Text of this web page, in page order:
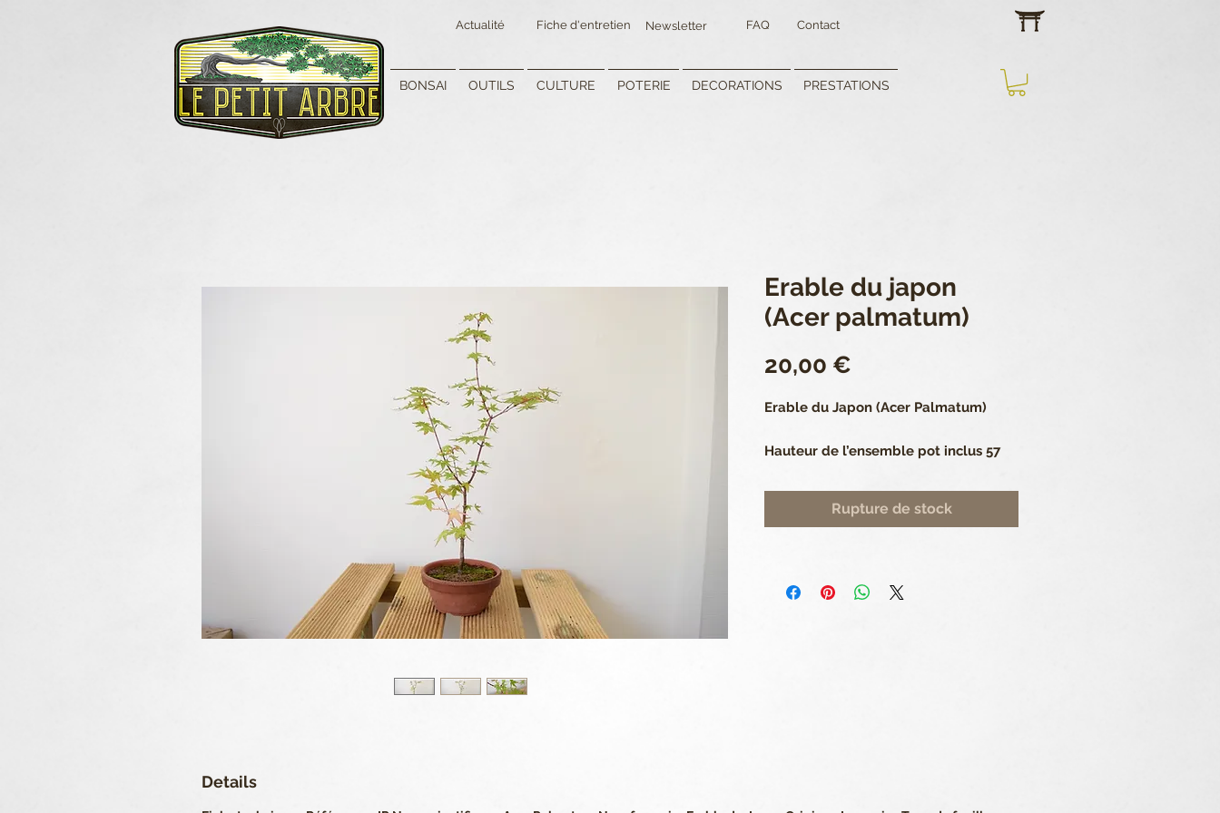
Actualité Fiche d'entretien Newsletter FAQ Contact
BONSAI OUTILS CULTURE POTERIE DECORATIONS PRESTATIONS
Erable du japon
(Acer palmatum)
20,00 €
Erable du Japon (Acer Palmatum)
Hauteur de l’ensemble pot inclus 57
Il passe toute l’année à l’extérieur. A
Rupture de stock
Details